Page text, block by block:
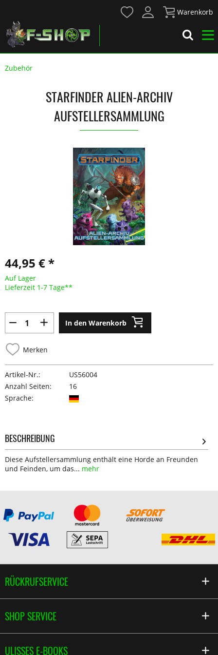
Warenkorb
Zubehör
STARFINDER ALIEN-ARCHIV
AUFSTELLERSAMMLUNG
44,95 € *
Auf Lager
Lieferzeit 1-7 Tage**
In den Warenkorb
Merken
Artikel-Nr.:
US56004
Anzahl Seiten:
16
Sprache:
BESCHREIBUNG
Diese Aufstellersammlung enthält eine Horde an Freunden
und Feinden, um das... mehr
RÜCKRUFSERVICE
SHOP SERVICE
ULISSES E-BOOKS